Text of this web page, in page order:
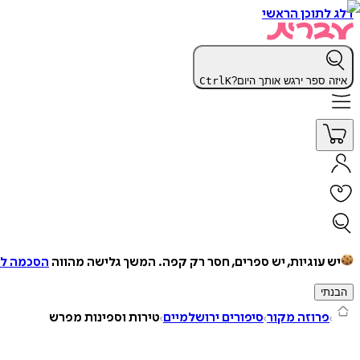
דלג לתוכן הראשי
איזה ספר ירגש אותך היום? CtrlK
יש עוגיות, יש ספרים, חסר רק קפה. המשך גלישה מהווה הסכמה
הבנתי
פרוזה מקור סיפורים ירושלמיים טירות וספינות מפרש